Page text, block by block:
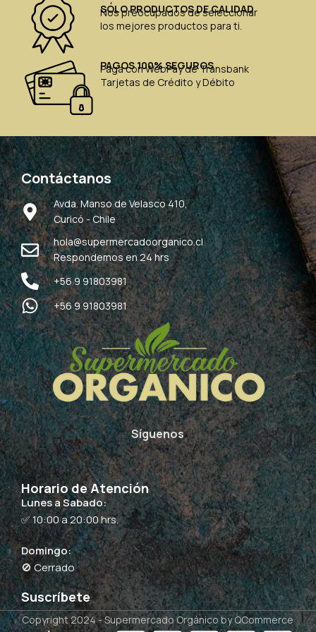
SÓLO PRODUCTOS DE CALIDAD
Nos preocupados de seleccionar
los mejores productos para ti.
PAGOS 100% SEGUROS
Paga con WebPay de Transbank
Tarjetas de Crédito y Débito
Contáctanos
Avda. Manso de Velasco 410,
Curicó - Chile
hola@supermercadoorganico.cl
Respondemos en 24 hrs
+56 9 91803981
+56 9 91803981
Síguenos
Horario de Atención
Lunes a Sabado:
✅ 10:00 a 20:00 hrs.
Domingo:
🚫 Cerrado
Suscríbete
Copyright 2024 -Supermercado Orgánico by QCommerce